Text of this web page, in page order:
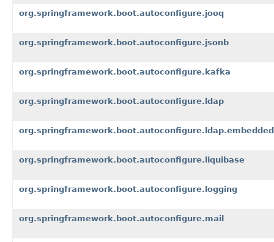
org.springframework.boot.autoconfigure.jooq
org.springframework.boot.autoconfigure.jsonb
org.springframework.boot.autoconfigure.kafka
org.springframework.boot.autoconfigure.ldap
org.springframework.boot.autoconfigure.ldap.embedded
org.springframework.boot.autoconfigure.liquibase
org.springframework.boot.autoconfigure.logging
org.springframework.boot.autoconfigure.mail